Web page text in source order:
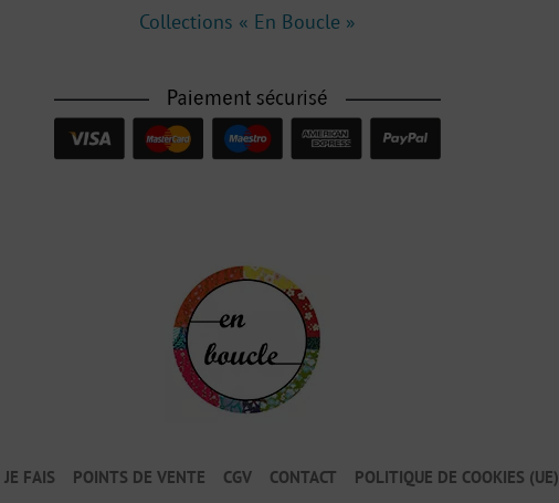
Collections « En Boucle »
JE FAIS POINTS DE VENTE CGV CONTACT POLITIQUE DE COOKIES (UE)